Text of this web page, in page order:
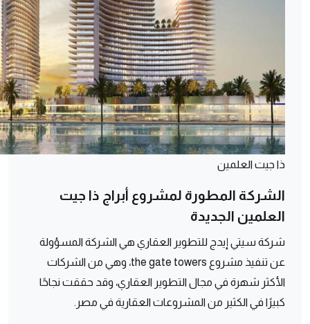
ذا جيت العلمين
الشركة المطورة لمشروع أبراج ذا جيت
العلمين الجديدة
شركة سيتي إيدج للتطوير العقاري هي الشركة المسؤولة
عن تنفيذ مشروع the gate towers، وهي من الشركات
الأكثر شهرة في مجال التطوير العقاري، وقد حققت نجاحًا
كبيرًا في الكثير من المشروعات العقارية في مصر.